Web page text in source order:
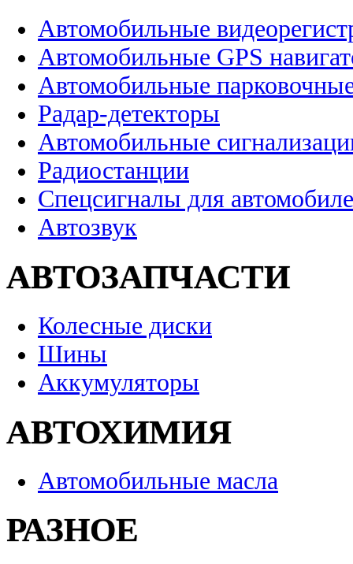
Автомобильные
Автомобильные GPS
Автомобильные
Радар-детекторы
Автомобильные
Радиостанции
Спецсигналы для
Автозвук
АВТОЗАПЧАСТИ
Колесные диски
Шины
Аккумуляторы
АВТОХИМИЯ
Автомобильные масла
РАЗНОЕ